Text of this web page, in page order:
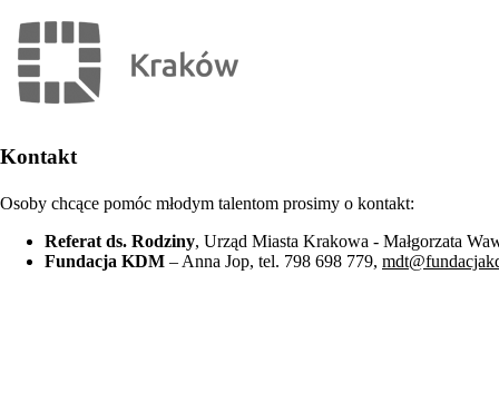
Kontakt
Osoby chcące pomóc młodym talentom prosimy o kontakt:
Referat ds. Rodziny, Urząd Miasta Krakowa - Małgorzata
Fundacja KDM – Anna Jop, tel. 798 698 779,